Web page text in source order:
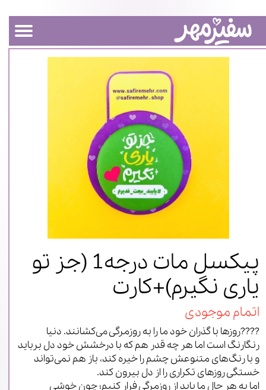
پیکسل مات درجه1 (جز تو
یاری نگیرم)+کارت
اتمام موجودی
????روزها با گذران خود ما را به روزمرگی می‌کشانند. دنیا
رنگارنگ است اما هر چه قدر هم که با درخشش خود دل برباید
و با رنگ‌های متنوعش چشم را خیره کند، باز هم نمی‌تواند
خستگی روزهای تکراری را از دل بیرون کند.
اما به هر حال ما باید از روزمرگی فرار کنیم؛ چون خوشی